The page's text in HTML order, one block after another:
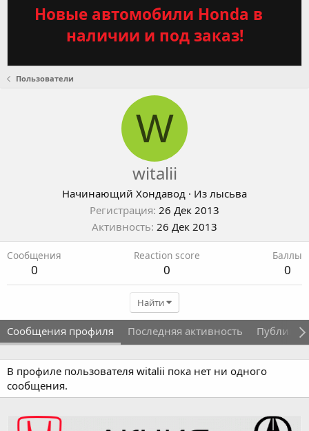
Новые автомобили Honda в
наличии и под заказ!
Пользователи
W
witalii
Начинающий Хондавод · Из лысьва
Регистрация 26 Дек 2013
Активность 26 Дек 2013
Сообщения
0
Reaction score
0
Баллы
0
Найти
Сообщения профиля Последняя активность
В профиле пользователя witalii пока нет ни одного
сообщения.